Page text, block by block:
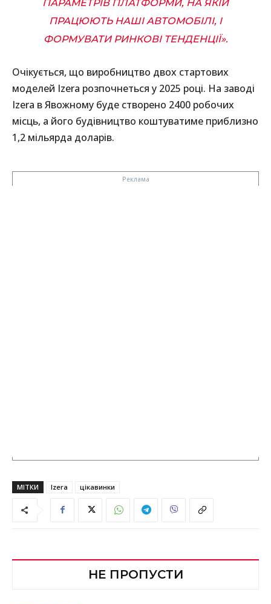
ПАРАМЕТРІВ ПЛАТФОРМИ, НА ЯКІЙ
ПРАЦЮЮТЬ НАШІ АВТОМОБІЛІ, І
ФОРМУВАТИ РИНКОВІ ТЕНДЕНЦІЇ».
Очікується, що виробництво двох стартових
моделей Izera розпочнеться у 2025 році. На заводі
Izera в Явожному буде створено 2400 робочих
місць, а його будівництво коштуватиме приблизно
1,2 мільярда доларів.
МІТКИ Izera цікавинки
НЕ ПРОПУСТИ